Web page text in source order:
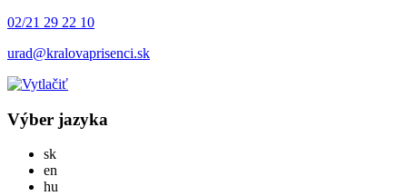
02/21 29 22 10
urad@kralovaprisenci.sk
Výber jazyka
skSlovensky
en
hu